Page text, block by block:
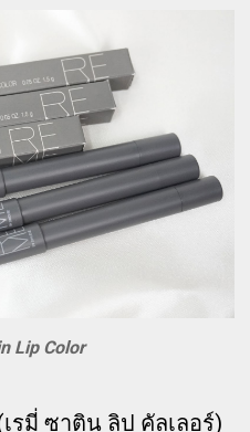
Lip Color
เรมี่ ซาติน ลิป คัลเลอร์)